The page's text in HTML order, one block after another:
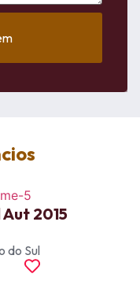
Aut 2015
do Sul